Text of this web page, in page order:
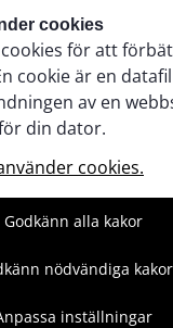
cookies
för att
cookie är en
av en
din dator.
cookies.
Godkänn alla kakor
nödvändiga kakor
inställningar